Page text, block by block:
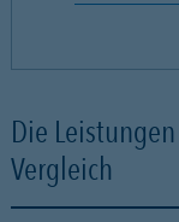
Die
Vergleich